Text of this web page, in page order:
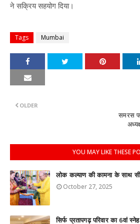
ने सक्रिय सहयोग दिया।
Tags Mumbai
समरस
OLDER
YOU MAY LIKE THESE
लोक कल्याण की कामना के साथ
October 27, 2025
सिर्फ प्रतापगढ़ परिवार का 6वां